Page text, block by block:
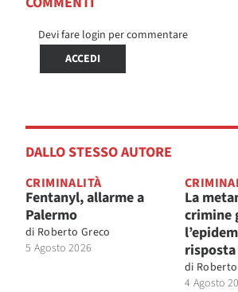
Devi fare login per commentare
ACCEDI
DALLO STESSO AUTORE
CRIMINALITÀ
Fentanyl, allarme a
Palermo
di Roberto Greco
5 Agosto 2026
La
crimine
di
4 Agosto